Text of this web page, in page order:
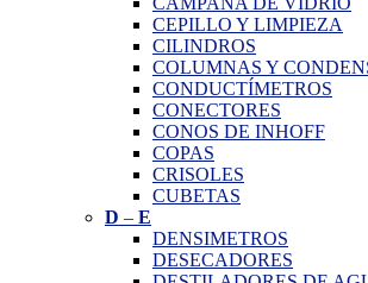
CEPILLO Y LIMPIEZA
CILINDROS
COLUMNAS Y
CONDUCTÍMETROS
CONECTORES
CONOS DE INHOFF
COPAS
CRISOLES
CUBETAS
D – E
DENSIMETROS
DESECADORES